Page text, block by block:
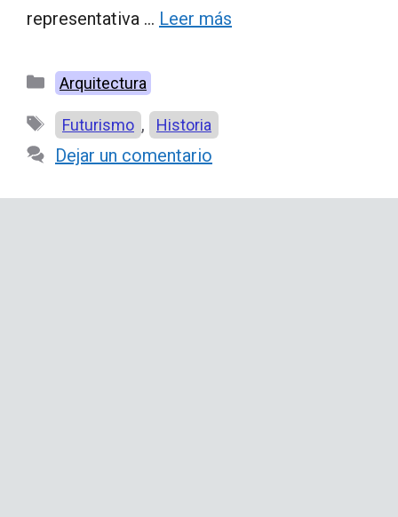
representativa … Leer más
Categorías
Arquitectura
Etiquetas
Futurismo , Historia
Dejar un comentario